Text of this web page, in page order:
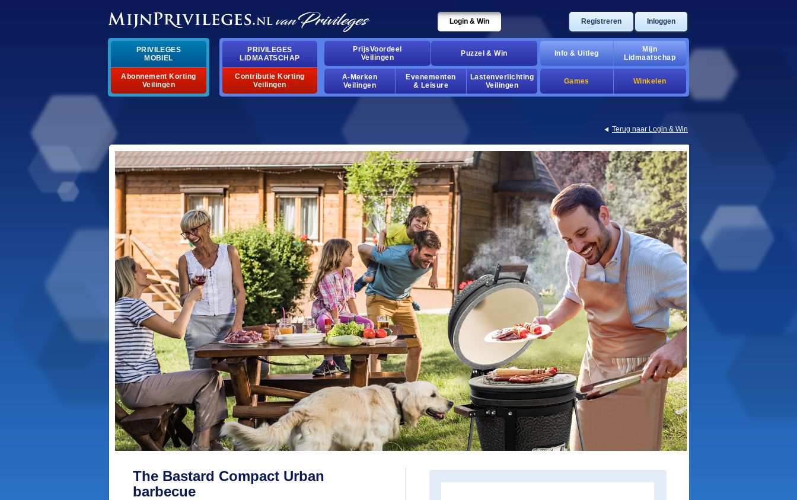
Login & Win Registreren Inloggen
PRIVILEGES
MOBIEL
Abonnement Korting
Veilingen
PRIVILEGES
LIDMAATSCHAP
Contributie Korting
Veilingen
PrijsVoordeel
Veilingen
Puzzel & Win
A-Merken
Veilingen
Evenementen
& Leisure
Lastenverlichting
Veilingen
Info & Uitleg
Mijn
Lidmaatschap
Games Winkelen
Terug naar Login & Win
The Bastard Compact Urban
barbecue